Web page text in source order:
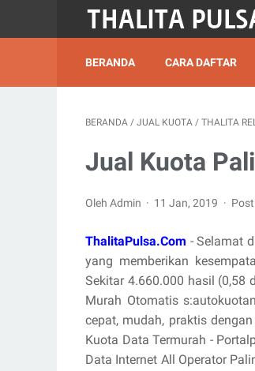
BERANDA CARA DAFTAR
BERANDA / JUAL KUOTA / THALITA
Jual Kuota
Oleh Admin 11 Jan, 2019
ThalitaPulsa.Com - Selamat
yang memberikan
Sekitar 4.660.000 hasil (0,58
Murah Otomatis
cepat, mudah, praktis
Kuota Data Termurah -
Data Internet All Operator